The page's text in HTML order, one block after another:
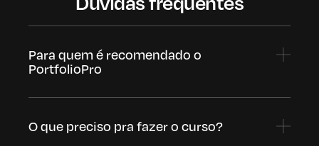
Para quem é recomendado o
PortfolioPro
O que preciso pra fazer o curso?